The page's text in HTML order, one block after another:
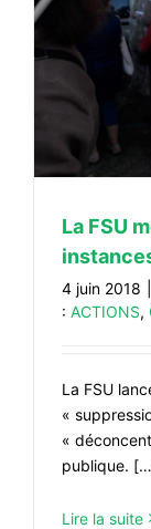
La FSU
4 juin 2018
: ACTIONS,
La FSU
«
«
publique.
Lire la suite